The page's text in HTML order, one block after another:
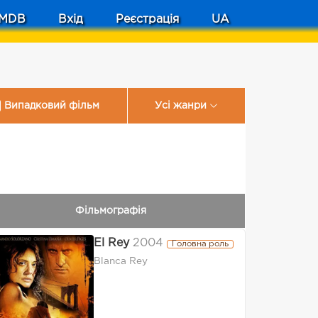
Вхід Реєстрація UA
Випадковий фільм Усі жанри
Фільмографія
El Rey 2004 Головна роль
Blanca Rey